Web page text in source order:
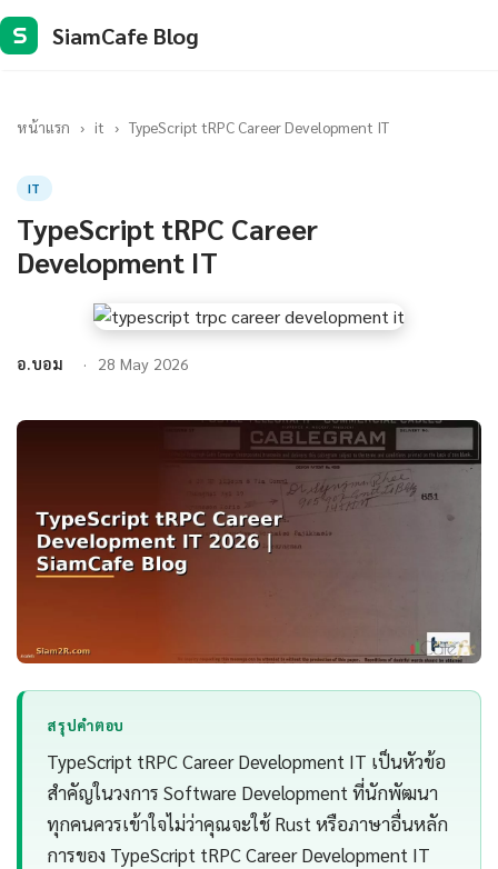
S SiamCafe Blog
หน้าแรก › it › TypeScript tRPC Career Development IT
IT
TypeScript tRPC Career
Development IT
อ.บอม 28 May 2026
สรุปคำตอบ
TypeScript tRPC Career Development IT เป็นหัวข้อ
สำคัญในวงการ Software Development ที่นักพัฒนา
ทุกคนควรเข้าใจไม่ว่าคุณจะใช้ Rust หรือภาษาอื่นหลัก
การของ TypeScript tRPC Career Development IT